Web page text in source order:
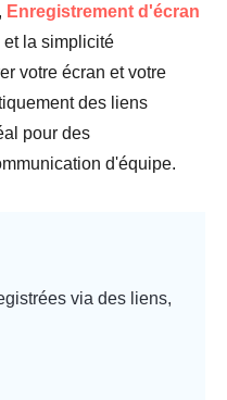
Enregistrement d'écran
la simplicité
votre écran et votre
des liens
pour des
d'équipe.
via des liens,